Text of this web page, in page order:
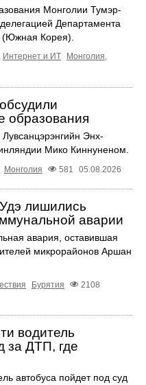
Монголии Тумэр-
Департамента
(Южная Корея).
, Интернет и ИТ Монголия,
образования
Энх-
Мико Киннуненом.
Монголия 581 05.08.2026
лишились
аварии
авария, оставившая
микрорайонов Аршан
Бурятия
2108
водитель
за ДТП, где
автобуса пойдет под суд